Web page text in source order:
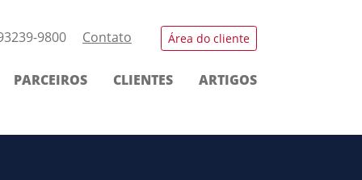
9800 Contato Área do cliente
PARCEIROS CLIENTES ARTIGOS